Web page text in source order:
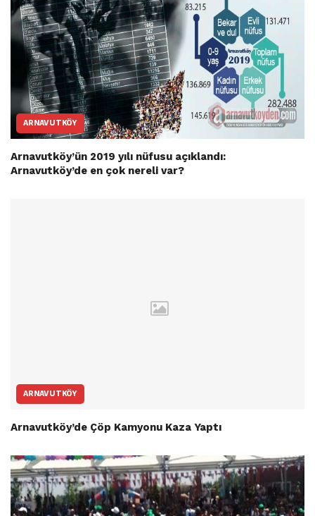
ARNAVUTKÖY
Arnavutköy’ün 2019 yılı nüfusu açıklandı:
Arnavutköy’de en çok nereli var?
ARNAVUTKÖY
Arnavutköy’de Çöp Kamyonu Kaza Yaptı